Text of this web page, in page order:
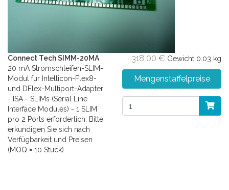
Connect Tech SIMM-20MA
20 mA Stromschleifen-SLIM-
Modul für Intellicon-Flex8-
und DFlex-Multiport-Adapter
- ISA - SLIMs (Serial Line
Interface Modules) - 1 SLIM
pro 2 Ports erforderlich. Bitte
erkundigen Sie sich nach
Verfügbarkeit und Preisen
(MOQ = 10 Stück)
318,00 € Gewicht 0.03 kg
Mengenstaffelpreise